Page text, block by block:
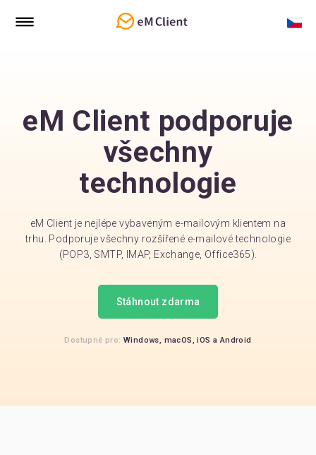
eM Client podporuje
všechny
technologie
eM Client je nejlépe vybaveným e-mailovým klientem na
trhu. Podporuje všechny rozšířené e-mailové technologie
(POP3, SMTP, IMAP, Exchange, Office365).
Stáhnout zdarma
Dostupné pro: Windows, macOS, iOS a Android